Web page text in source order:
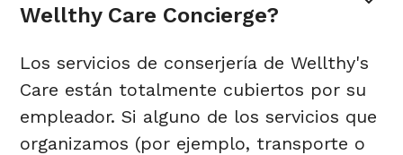
Wellthy Care Concierge?
Los servicios de conserjería de Wellthy's
Care están totalmente cubiertos por su
empleador. Si alguno de los servicios que
organizamos (por ejemplo, transporte o